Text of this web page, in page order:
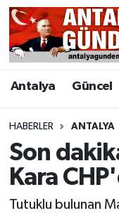
Antalya Güncel
HABERLER ANTALYA
Son
Kara
Tutuklu bulunan
Antalya
Asayiş
Bilim &
Bölge
EĞİTİM
Antalya
Antalya Hava
Antalya
Antalya Trafik
Süper Lig